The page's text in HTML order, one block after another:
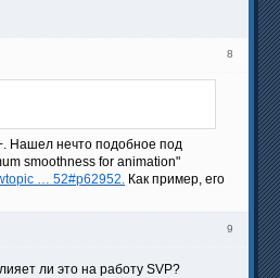
8
Нашел нечто подобное под
smoothness for animation"
… 52#p62952. Как пример, его
9
ли это на работу SVP?